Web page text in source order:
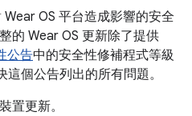
OS 平台造成影響的安全
的 Wear OS 更新除了提供
公告中的安全性修補程式等級
個公告列出的所有問題。
置更新。